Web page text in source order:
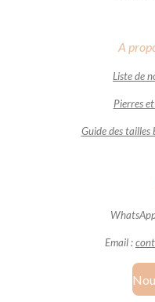
A
Liste de
Pierres
Guide des
Email :